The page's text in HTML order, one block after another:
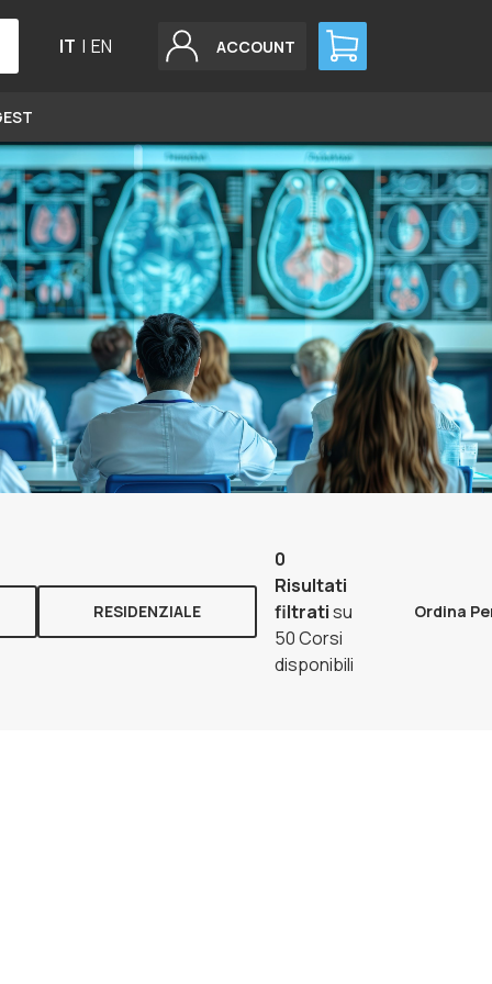
IT | EN ACCOUNT
RESIDENZIALE
0
Risultati
filtratisu
50 Corsi
disponibili
Ordina